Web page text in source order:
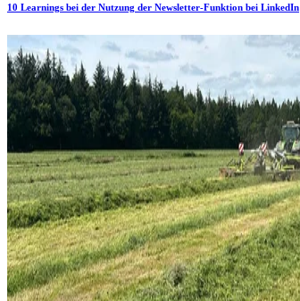
10 Learnings bei der Nutzung der Newsletter-Funktion bei LinkedIn